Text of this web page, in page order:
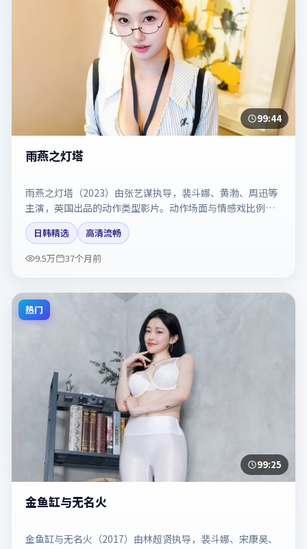
99:44
雨燕之灯塔
雨燕之灯塔（2023）由张艺谋执导，裴斗娜、黄渤、周迅等
主演，英国出品的动作类型影片。动作场面与情感戏比例拿
捏得当。剧情简介与主创信息可供检索参考，上映日期以片
方资料为准。
日韩精选
高清流畅
9.5万
37个月前
热门
99:25
金鱼缸与无名火
金鱼缸与无名火（2017）由林超贤执导，裴斗娜、宋康昊、